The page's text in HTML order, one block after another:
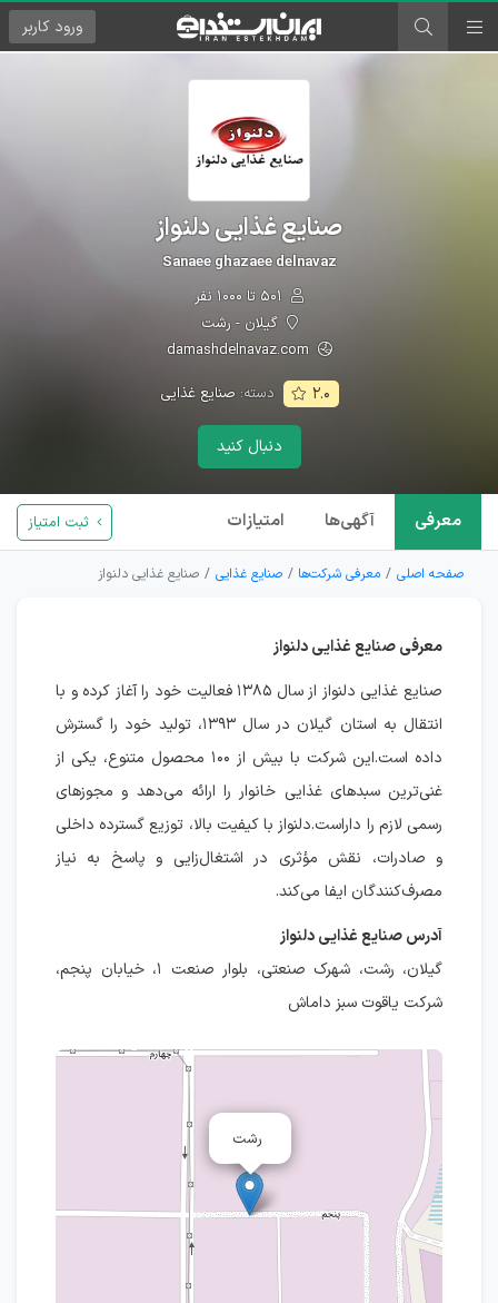
ورود کاربر
صنایع غذایی دلنواز
Sanaee ghazaee delnavaz
گیلان - رشت
damashdelnavaz.com
۲.۰ دسته:صنایع غذایی
دنبال کنید
معرفی آگهی‌ها امتیازات ثبت امتیاز
صفحه اصلی معرفی شرکت‌ها صنایع غذایی صنایع غذایی دلنواز
معرفی صنایع غذایی دلنواز
صنایع غذایی دلنواز از سال ۱۳۸۵ فعالیت خود را آغاز کرده و با
انتقال به استان گیلان در سال ۱۳۹۳، تولید خود را گسترش
داده است.این شرکت با بیش از ۱۰۰ محصول متنوع، یکی از
غنی‌ترین سبدهای غذایی خانوار را ارائه می‌دهد و مجوزهای
رسمی لازم را داراست.دلنواز با کیفیت بالا، توزیع گسترده داخلی
و صادرات، نقش مؤثری در اشتغال‌زایی و پاسخ به نیاز
مصرف‌کنندگان ایفا می‌کند.
آدرس صنایع غذایی دلنواز
گیلان، رشت، شهرک صنعتی، بلوار صنعت ۱، خیابان پنجم،
شرکت یاقوت سبز داماش
رشت